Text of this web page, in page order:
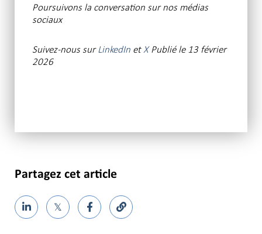
Poursuivons la conversation sur nos médias
sociaux
Suivez-nous surLinkedIn etXPublié le 13 février
2026
Partagez cet article
𝕏